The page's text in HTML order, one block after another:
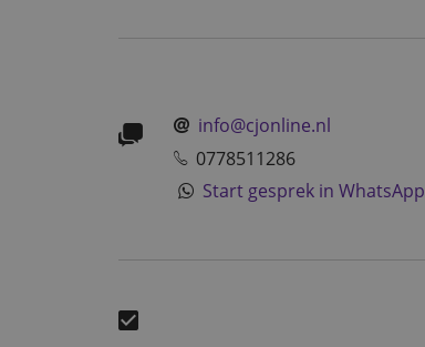
info@cjonline.nl
0778511286
Start gesprek in WhatsApp